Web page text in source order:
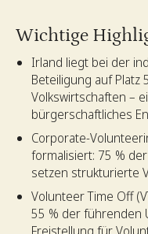
Wichtige
Irland liegt bei der
Beteiligung auf
Volkswirtschaften –
bürgerschaftliches
Corporate-
formalisiert: 75 %
setzen strukturierte
Volunteer Time Off
55 % der führenden